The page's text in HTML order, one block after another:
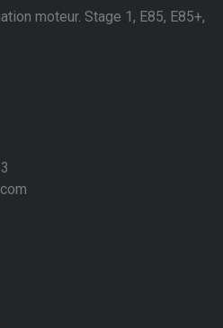
moteur. Stage 1, E85, E85+,